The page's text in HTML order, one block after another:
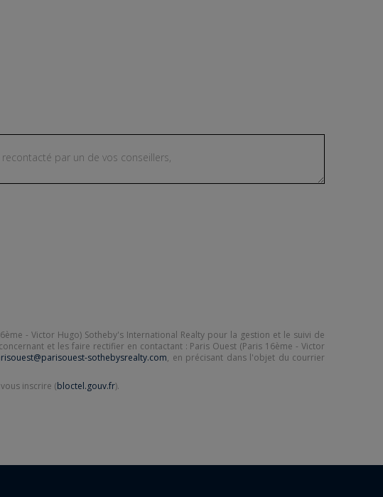
- Victor Hugo) Sotheby's International Realty pour la gestion et le suivi de
et les faire rectifier en contactant : Paris Ouest (Paris 16ème - Victor
sothebysrealty.com, en précisant dans l'objet du courrier
inscrire (bloctel.gouv.fr).